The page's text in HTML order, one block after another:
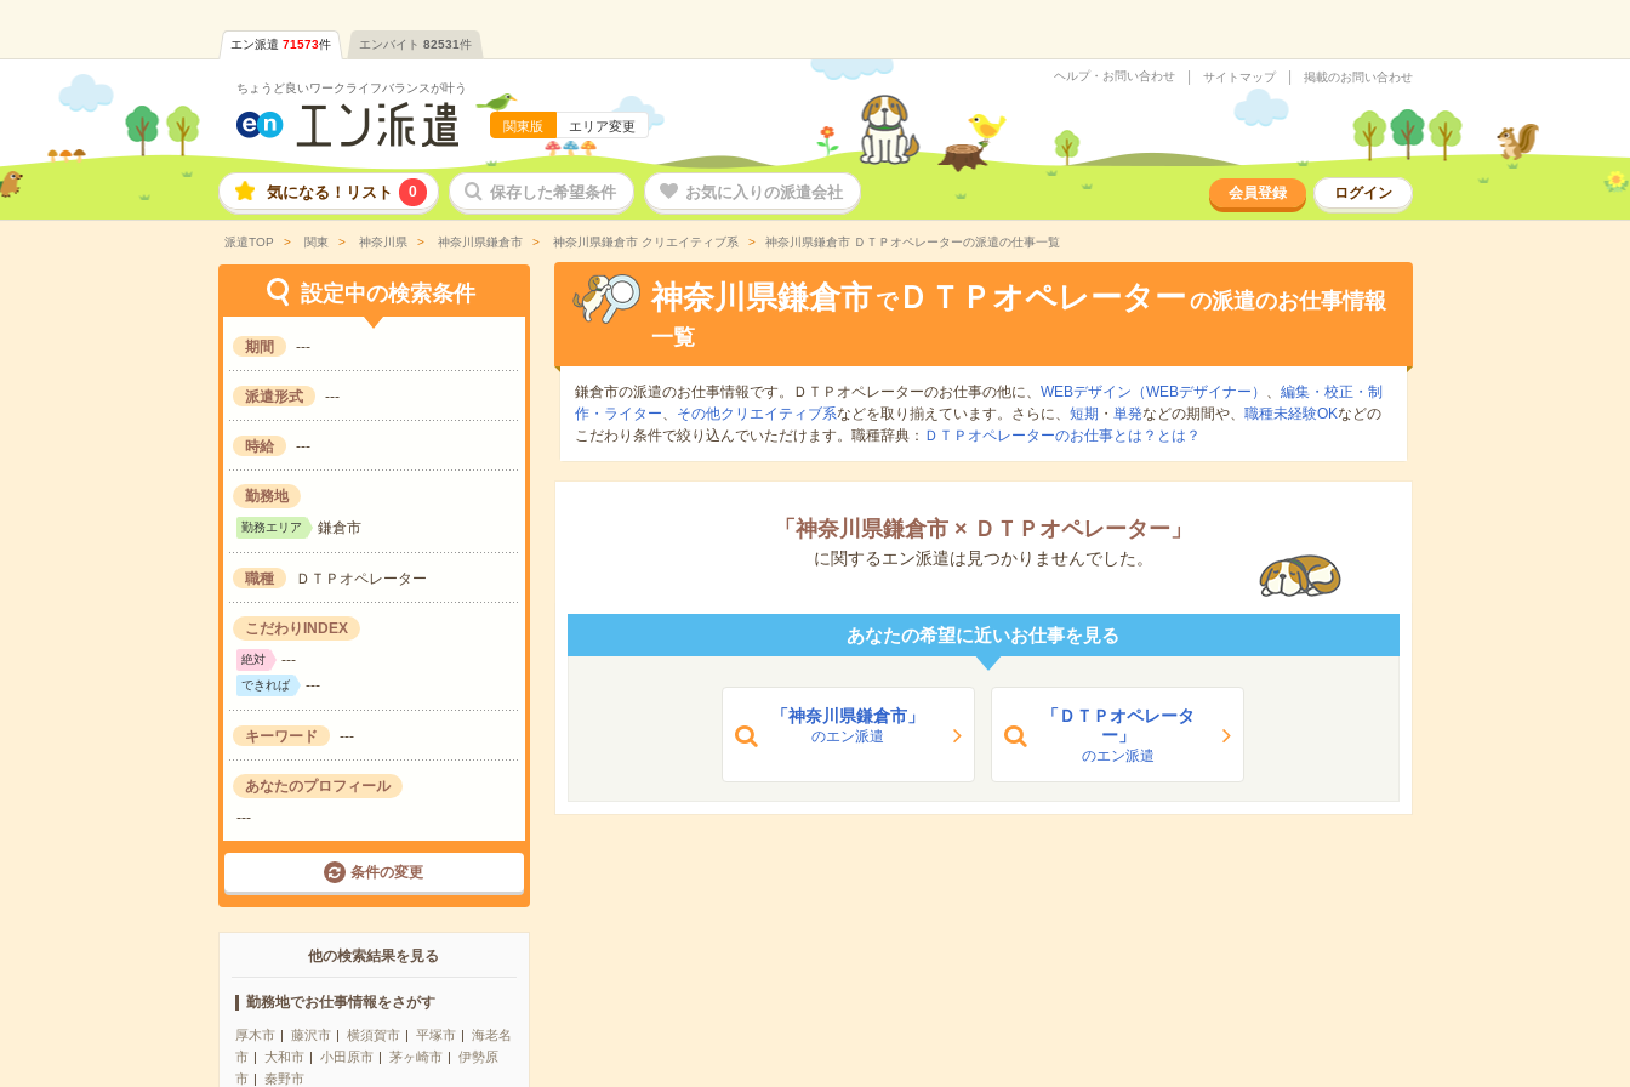
エン派遣 71573件 エンバイト 82531件
ちょうど良いワークライフバランスが叶う
関東版 エリア変更
ヘルプ・お問い合わせ サイトマップ 掲載のお問い合わせ
気になる！リスト 0 保存した希望条件 お気に入りの派遣会社 会員登録 ログイン
派遣TOP 関東 神奈川県 神奈川県鎌倉市 神奈川県鎌倉市 クリエイティブ系 神奈川県鎌倉市 ＤＴＰオペレーターの派遣の仕事一覧
設定中の検索条件
期間 ---
派遣形式 ---
時給 ---
勤務地
勤務エリア 鎌倉市
職種 ＤＴＰオペレーター
こだわりINDEX
絶対 ---
できれば ---
キーワード ---
あなたのプロフィール
---
条件の変更
他の検索結果を見る
勤務地でお仕事情報をさがす
厚木市 藤沢市 横須賀市 平塚市
海老名
市
大和市 小田原市 茅ヶ崎市
伊勢原
市
秦野市
神奈川県鎌倉市 でＤＴＰオペレーター の派遣のお仕事情報
一覧
鎌倉市の派遣のお仕事情報です。ＤＴＰオペレーターのお仕事の他に、 WEBデザイン（WEBデザイナー） 、 編集・校正・制
作・ライター、 その他クリエイティブ系などを取り揃えています。さらに、 短期 ・ 単発などの期間や、 職種未経験OKなどの
こだわり条件で絞り込んでいただけます。職種辞典： ＤＴＰオペレーターのお仕事とは？とは？
「 神奈川県鎌倉市 × ＤＴＰオペレーター 」
に関するエン派遣は見つかりませんでした。
あなたの希望に近いお仕事を見る
「神奈川県鎌倉市」
のエン派遣
「ＤＴＰオペレータ
ー」
のエン派遣